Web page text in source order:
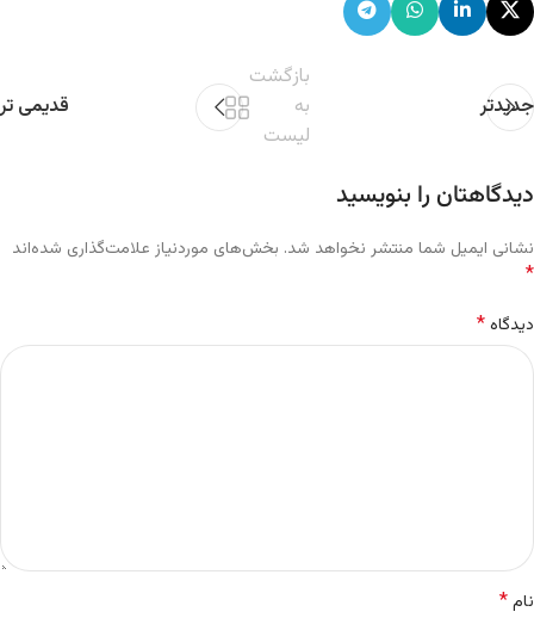
جدیدتر
بازگشت
به
لیست
قدیمی تر
دیدگاهتان را بنویسید
نشانی ایمیل شما منتشر نخواهد شد. بخش‌های موردنیاز علامت‌گذاری شده‌اند
*
دیدگاه*
نام*